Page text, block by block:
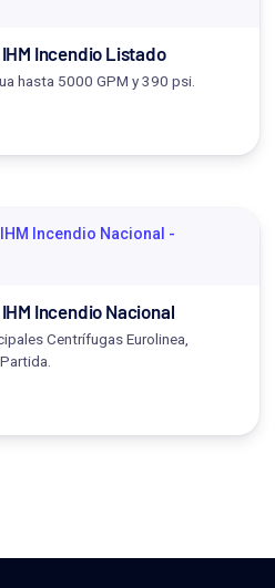
Incendio Listado
hasta 5000 GPM y 390 psi.
Incendio Nacional
Centrífugas Eurolinea,